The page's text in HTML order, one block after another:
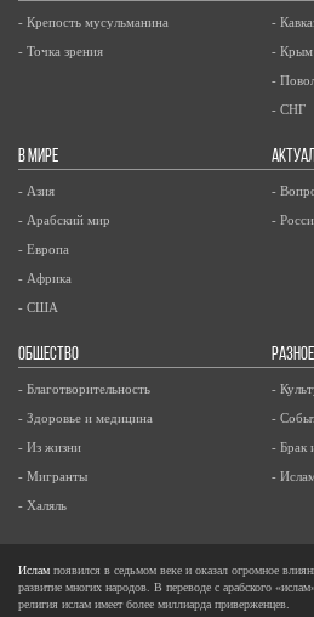
- Крепость мусульманина
- Точка зрения
-
- Крым
-
- СНГ
В МИРЕ
- Азия
- Арабский мир
- Европа
- Африка
- США
-
-
ОБЩЕСТВО
- Благотворительность
- Здоровье и медицина
- Из жизни
- Мигранты
- Халяль
РАЗНОЕ
-
-
- Брак
-
Ислам появился в седьмом веке и оказал огромное
развитие многих народов. В переводе с арабского
религия ислам имеет более миллиарда приверженцев.